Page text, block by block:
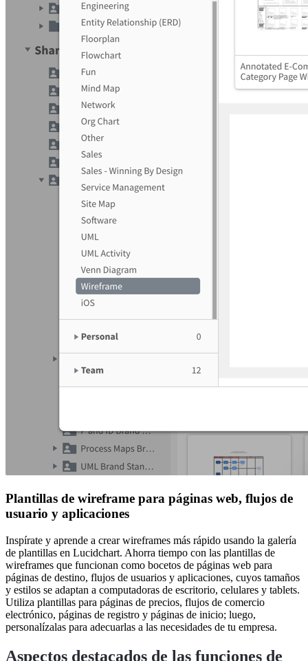
Plantillas de wireframe para páginas web, flujos de
usuario y aplicaciones
Inspírate y aprende a crear wireframes más rápido usando la galería
de plantillas en Lucidchart. Ahorra tiempo con las plantillas de
wireframes que funcionan como bocetos de páginas web para
páginas de destino, flujos de usuarios y aplicaciones, cuyos tamaños
y estilos se adaptan a computadoras de escritorio, celulares y tablets.
Utiliza plantillas para páginas de precios, flujos de comercio
electrónico, páginas de registro y páginas de inicio; luego,
personalízalas para adecuarlas a las necesidades de tu empresa.
Aspectos destacados de las funciones de